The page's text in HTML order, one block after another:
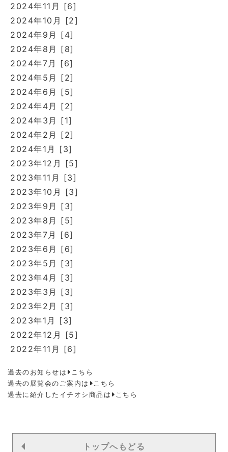
2024年11月 [6]
2024年10月 [2]
2024年9月 [4]
2024年8月 [8]
2024年7月 [6]
2024年5月 [2]
2024年6月 [5]
2024年4月 [2]
2024年3月 [1]
2024年2月 [2]
2024年1月 [3]
2023年12月 [5]
2023年11月 [3]
2023年10月 [3]
2023年9月 [3]
2023年8月 [5]
2023年7月 [6]
2023年6月 [6]
2023年5月 [3]
2023年4月 [3]
2023年3月 [3]
2023年2月 [3]
2023年1月 [3]
2022年12月 [5]
2022年11月 [6]
過去のお知らせは
こちら
過去の展覧会のご案内は
こちら
過去に紹介したイチオシ商品は
こちら
トップへもどる